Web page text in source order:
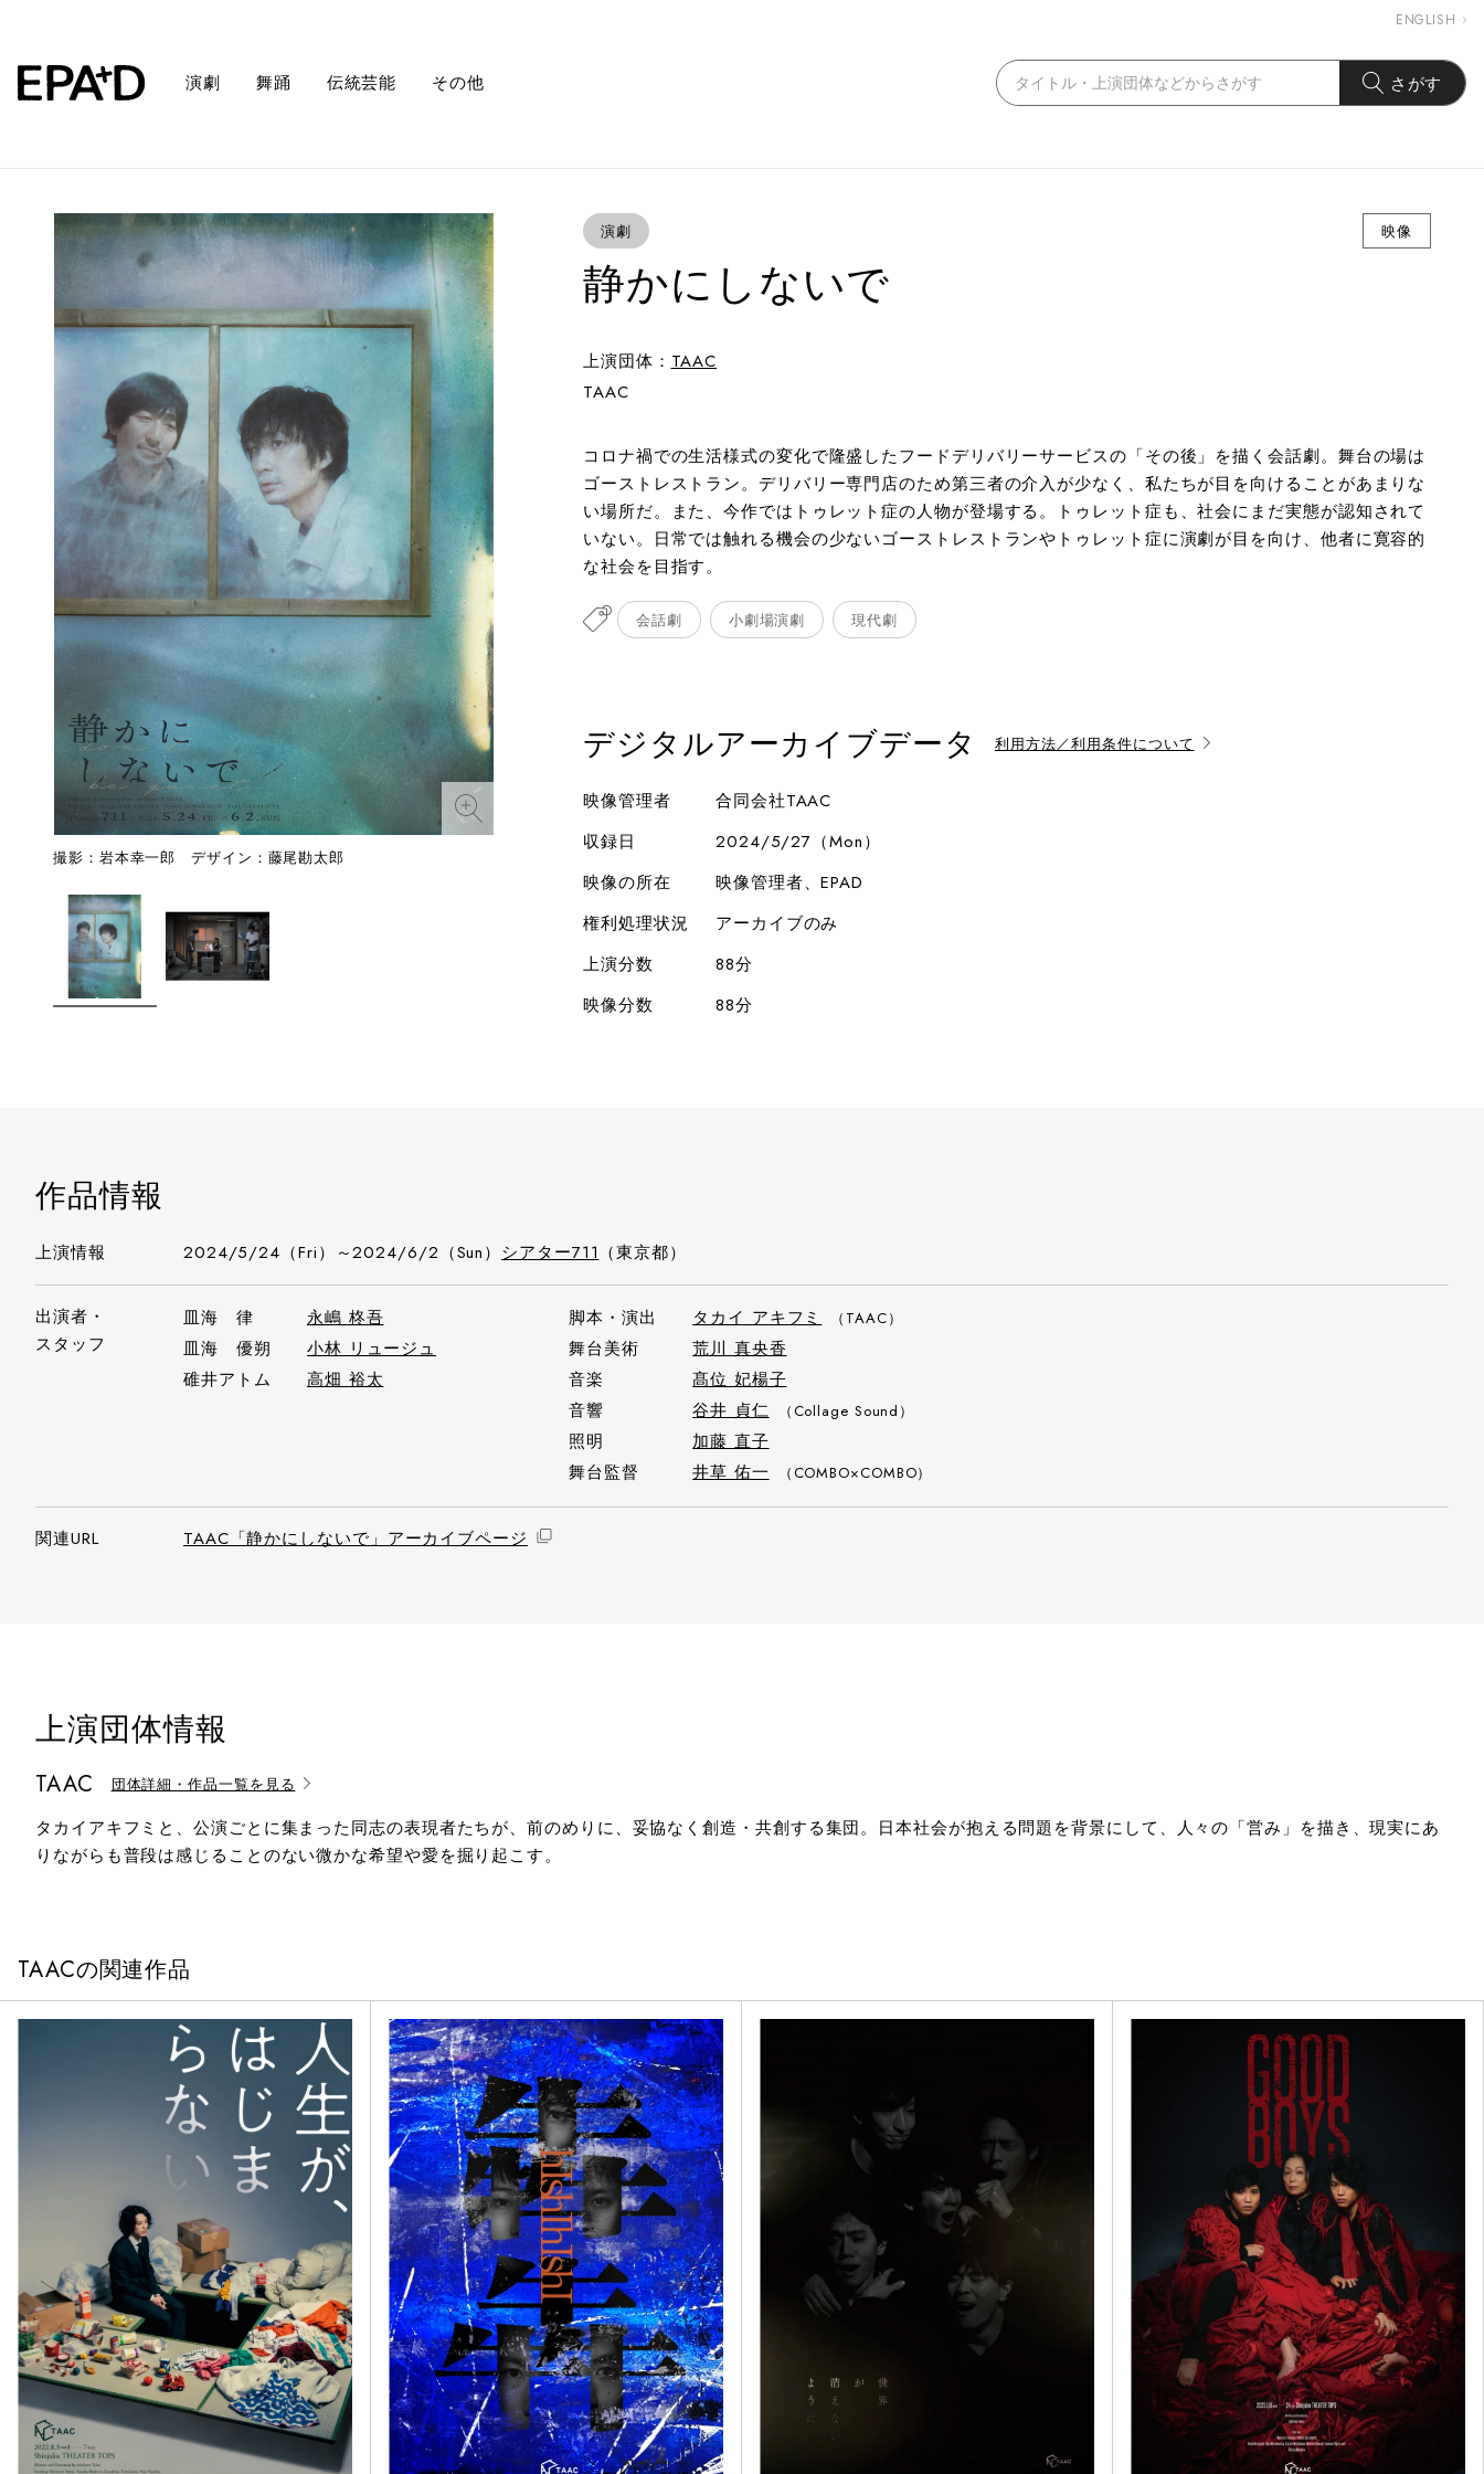
ENGLISH
演劇 舞踊 伝統芸能 その他 さがす
撮影：岩本幸一郎 デザイン：藤尾勘太郎
撮影：岩本幸一郎
演劇 映像
静かにしないで
上演団体： TAAC
TAAC
コロナ禍での生活様式の変化で隆盛したフードデリバリーサービスの「その後」を描く会話劇。舞台の場は
ゴーストレストラン。デリバリー専門店のため第三者の介入が少なく、私たちが目を向けることがあまりな
い場所だ。また、今作ではトゥレット症の人物が登場する。トゥレット症も、社会にまだ実態が認知されて
いない。日常では触れる機会の少ないゴーストレストランやトゥレット症に演劇が目を向け、他者に寛容的
な社会を目指す。
会話劇 小劇場演劇 現代劇
デジタルアーカイブデータ 利用方法／利用条件について
映像管理者
合同会社TAAC
収録日
2024/5/27（Mon）
映像の所在
映像管理者、EPAD
権利処理状況
アーカイブのみ
上演分数
88分
映像分数
88分
作品情報
上演情報 2024/5/24（Fri）～2024/6/2（Sun） シアター711 （東京都）
出演者・
スタッフ
皿海 律
永嶋 柊吾
皿海 優朔
小林 リュージュ
碓井アトム
高畑 裕太
脚本・演出 タカイ アキフミ （TAAC）
舞台美術
荒川 真央香
音楽
髙位 妃楊子
音響
谷井 貞仁 （Collage Sound）
照明
加藤 直子
舞台監督
井草 佑一 （COMBO×COMBO）
関連URL TAAC「静かにしないで」アーカイブページ
上演団体情報
TAAC 団体詳細・作品一覧を見る
タカイアキフミと、公演ごとに集まった同志の表現者たちが、前のめりに、妥協なく創造・共創する集団。日本社会が抱える問題を背景にして、人々の「営み」を描き、現実にあ
りながらも普段は感じることのない微かな希望や愛を掘り起こす。
TAACの関連作品